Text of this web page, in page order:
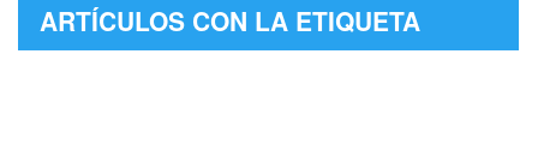
ARTÍCULOS CON LA ETIQUETA